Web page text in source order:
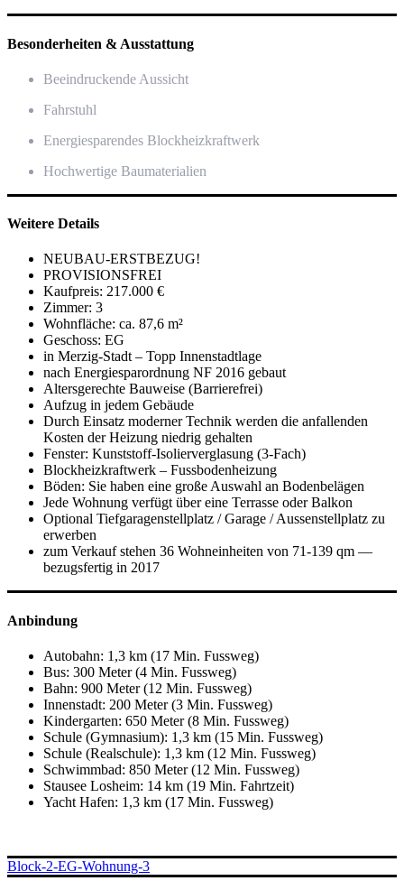
Besonderheiten & Ausstattung
Beeindruckende Aussicht
Fahrstuhl
Energiesparendes Blockheizkraftwerk
Hochwertige Baumaterialien
Weitere Details
NEUBAU-ERSTBEZUG!
PROVISIONSFREI
Kaufpreis: 217.000 €
Zimmer: 3
Wohnfläche: ca. 87,6 m²
Geschoss: EG
in Merzig-Stadt – Topp Innenstadtlage
nach Energiesparordnung NF 2016 gebaut
Altersgerechte Bauweise (Barrierefrei)
Aufzug in jedem Gebäude
Durch Einsatz moderner Technik werden die anfallenden
Kosten der Heizung niedrig gehalten
Fenster: Kunststoff-Isolierverglasung (3-Fach)
Blockheizkraftwerk – Fussbodenheizung
Böden: Sie haben eine große Auswahl an Bodenbelägen
Jede Wohnung verfügt über eine Terrasse oder Balkon
Optional Tiefgaragenstellplatz / Garage / Aussenstellplatz zu
erwerben
zum Verkauf stehen 36 Wohneinheiten von 71-139 qm —
bezugsfertig in 2017
Anbindung
Autobahn: 1,3 km (17 Min. Fussweg)
Bus: 300 Meter (4 Min. Fussweg)
Bahn: 900 Meter (12 Min. Fussweg)
Innenstadt: 200 Meter (3 Min. Fussweg)
Kindergarten: 650 Meter (8 Min. Fussweg)
Schule (Gymnasium): 1,3 km (15 Min. Fussweg)
Schule (Realschule): 1,3 km (12 Min. Fussweg)
Schwimmbad: 850 Meter (12 Min. Fussweg)
Stausee Losheim: 14 km (19 Min. Fahrtzeit)
Yacht Hafen: 1,3 km (17 Min. Fussweg)
Block-2-EG-Wohnung-3